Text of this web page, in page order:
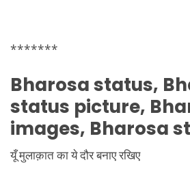
*******
Bharosa status,
status picture,
images, Bharosa
यूँ मुलाक़ात का ये दौर बनाए रखिए